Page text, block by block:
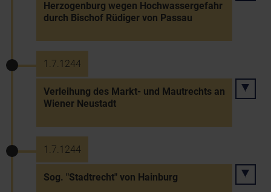
Herzogenburg wegen Hochwassergefahr
durch Bischof Rüdiger von Passau
1.7.1244
Verleihung des Markt- und Mautrechts an
Wiener Neustadt
1.7.1244
Sog. "Stadtrecht" von Hainburg